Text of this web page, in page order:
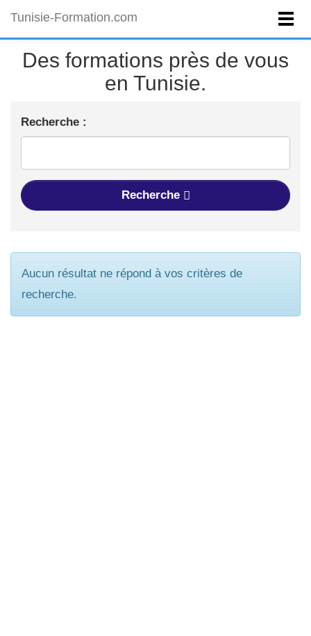
Tunisie-Formation.com
Des formations près de vous
en Tunisie.
Recherche :
Recherche
Aucun résultat ne répond à vos critères de
recherche.